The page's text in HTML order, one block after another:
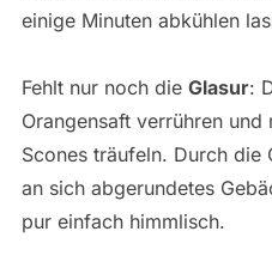
einige Minuten abkühlen
Fehlt nur noch die Glasur:
Orangensaft verrühren
Scones träufeln. Durch die
an sich abgerundetes
pur einfach himmlisch.